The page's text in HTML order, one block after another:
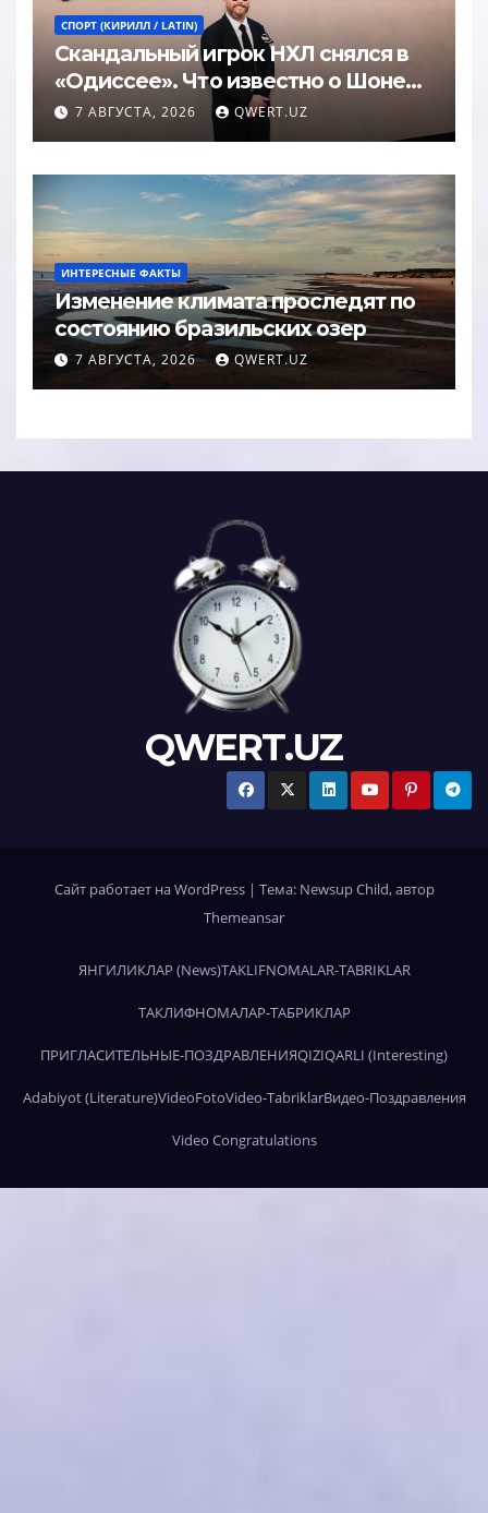
СПОРТ (КИРИЛЛ / LATIN)
Скандальный игрок НХЛ снялся в
«Одиссее». Что известно о Шоне
Эйвери
7 АВГУСТА, 2026 QWERT.UZ
ИНТЕРЕСНЫЕ ФАКТЫ
Изменение климата проследят по
состоянию бразильских озер
7 АВГУСТА, 2026 QWERT.UZ
QWERT.UZ
Сайт работает на WordPress | Тема: Newsup Child, автор
Themeansar
ЯНГИЛИКЛАР (News)TAKLIFNOMALAR-TABRIKLAR
ТАКЛИФНОМАЛАР-ТАБРИКЛАР
ПРИГЛАСИТЕЛЬНЫЕ-ПОЗДРАВЛЕНИЯQIZIQARLI (Interesting)
Adabiyot (Literature)VideoFotoVideo-TabriklarВидео-Поздравления
Video Congratulations